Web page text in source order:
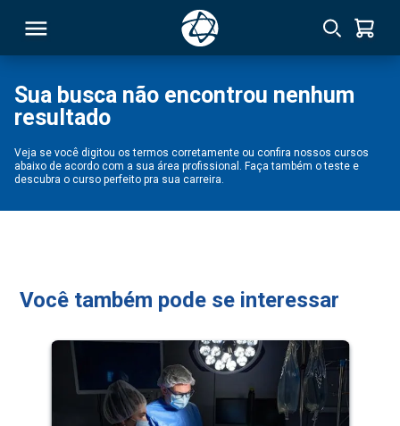
Sua busca não encontrou nenhum
resultado
Veja se você digitou os termos corretamente ou confira nossos cursos
abaixo de acordo com a sua área profissional. Faça também o teste e
descubra o curso perfeito pra sua carreira.
Você também pode se interessar